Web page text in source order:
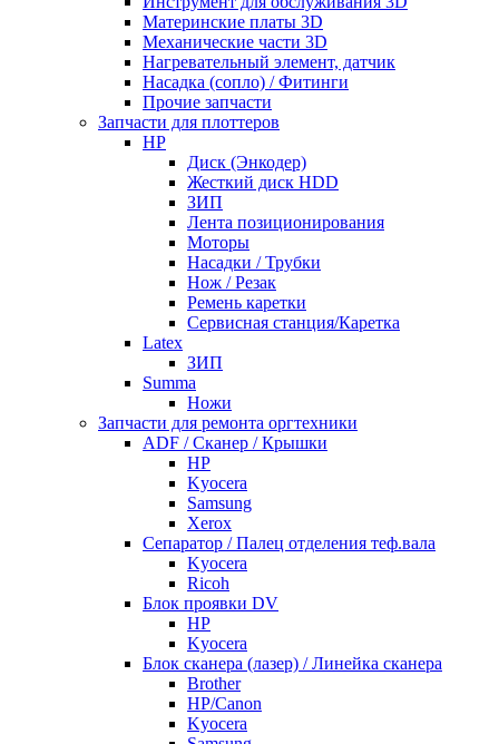
Материнские платы 3D
Механические части 3D
Нагревательный элемент, датчик
Насадка (сопло) / Фитинги
Прочие запчасти
Запчасти для плоттеров
HP
Диск (Энкодер)
Жесткий диск HDD
ЗИП
Лента позиционирования
Моторы
Насадки / Трубки
Нож / Резак
Ремень каретки
Сервисная станция/Каретка
Latex
ЗИП
Summa
Ножи
Запчасти для ремонта оргтехники
ADF / Сканер / Крышки
HP
Kyocera
Samsung
Xerox
Cепаратор / Палец отделения теф.вала
Kyocera
Ricoh
Блок проявки DV
HP
Kyocera
Блок сканера (лазер) / Линейка сканера
Brother
HP/Canon
Kyocera